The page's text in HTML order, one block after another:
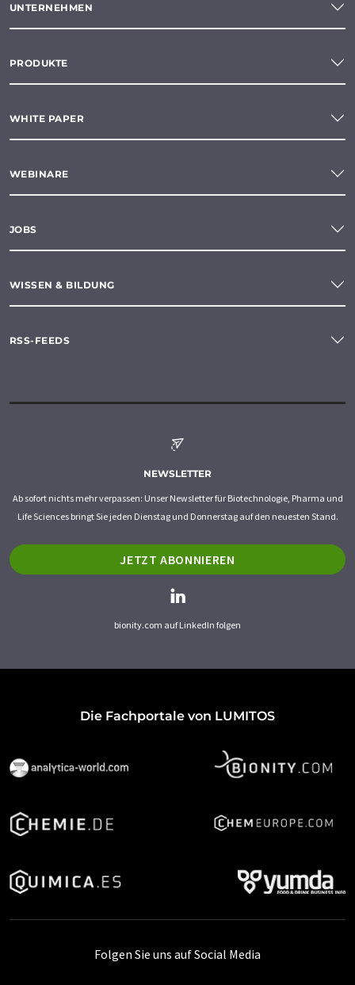
UNTERNEHMEN
PRODUKTE
WHITE PAPER
WEBINARE
JOBS
WISSEN & BILDUNG
RSS-FEEDS
NEWSLETTER
Ab sofort nichts mehr verpassen: Unser Newsletter für Biotechnologie, Pharma und
Life Sciences bringt Sie jeden Dienstag und Donnerstag auf den neuesten Stand.
JETZT ABONNIEREN
bionity.com auf LinkedIn folgen
Die Fachportale von LUMITOS
Folgen Sie uns auf Social Media